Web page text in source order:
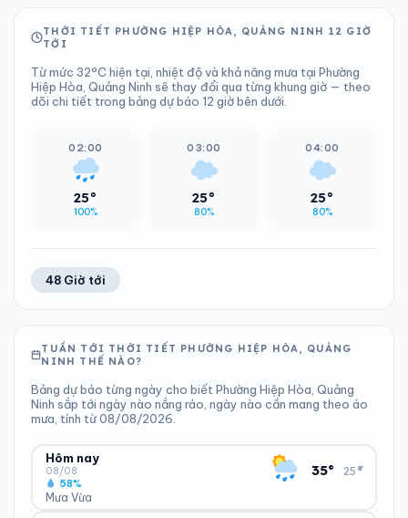
THỜI TIẾT PHƯỜNG HIỆP HÒA, QUẢNG NINH 12 GIỜ
TỚI
Từ mức 32°C hiện tại, nhiệt độ và khả năng mưa tại Phường
Hiệp Hòa, Quảng Ninh sẽ thay đổi qua từng khung giờ — theo
dõi chi tiết trong bảng dự báo 12 giờ bên dưới.
02:00
25°
100%
03:00
25°
80%
04:00
25°
80%
48 Giờ tới
TUẦN TỚI THỜI TIẾT PHƯỜNG HIỆP HÒA, QUẢNG
NINH THẾ NÀO?
Bảng dự báo từng ngày cho biết Phường Hiệp Hòa, Quảng
Ninh sắp tới ngày nào nắng ráo, ngày nào cần mang theo áo
mưa, tính từ 08/08/2026.
Hôm nay
08/08
Mưa Vừa
58%
35° 25°
▾